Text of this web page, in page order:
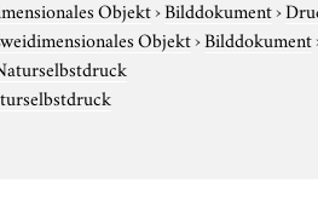
Objekt›Bilddokument›
Objekt›Bilddokument